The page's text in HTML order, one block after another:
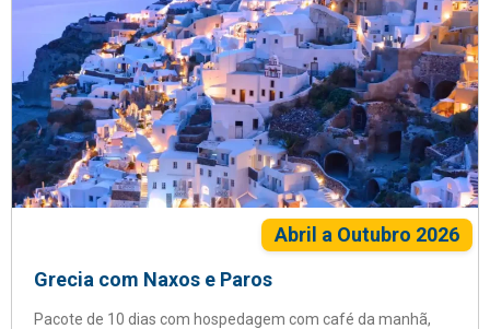
Abril a Outubro 2026
Grecia com Naxos e Paros
Pacote de 10 dias com hospedagem com café da manhã,